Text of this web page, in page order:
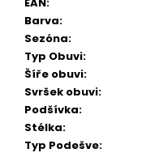
Barva:
Sezóna:
Typ Obuvi:
Šíře obuvi:
Svršek obuvi:
Podšívka:
Stélka:
Typ Podešve:
Kč
Původně:
999
Kč